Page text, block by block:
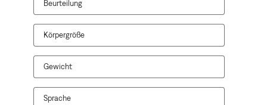
Beurteilung
Körpergröße
Gewicht
Sprache